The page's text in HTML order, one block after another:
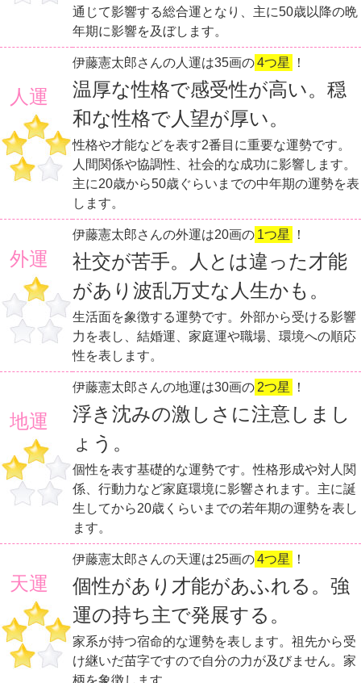
通じて影響する総合運となり、主に50歳以降の晩
年期に影響を及ぼします。
人運
伊藤憲太郎さんの人運は35画の4つ星 ！
温厚な性格で感受性が高い。穏
和な性格で人望が厚い。
性格や才能などを表す2番目に重要な運勢です。
人間関係や協調性、社会的な成功に影響します。
主に20歳から50歳ぐらいまでの中年期の運勢を表
します。
外運
伊藤憲太郎さんの外運は20画の 1つ星 ！
社交が苦手。人とは違った才能
があり波乱万丈な人生かも。
生活面を象徴する運勢です。外部から受ける影響
力を表し、結婚運、家庭運や職場、環境への順応
性を表します。
地運
伊藤憲太郎さんの地運は30画の 2つ星 ！
浮き沈みの激しさに注意しまし
ょう。
個性を表す基礎的な運勢です。性格形成や対人関
係、行動力など家庭環境に影響されます。主に誕
生してから20歳くらいまでの若年期の運勢を表し
ます。
天運
伊藤憲太郎さんの天運は25画の4つ星 ！
個性があり才能があふれる。強
運の持ち主で発展する。
家系が持つ宿命的な運勢を表します。祖先から受
け継いだ苗字ですので自分の力が及びません。家
柄を象徴します。